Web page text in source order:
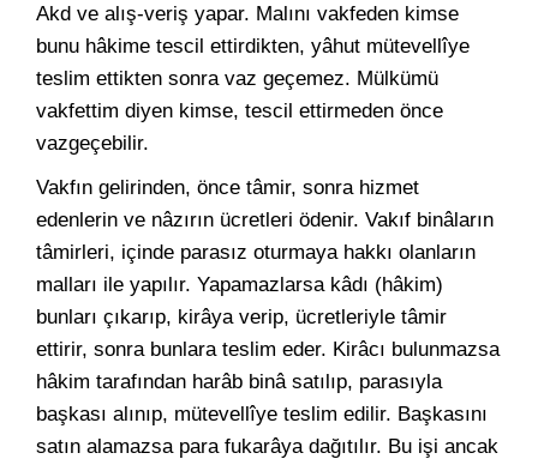
Akd ve alış-veriş yapar. Malını vakfeden kimse
bunu hâkime tescil ettirdikten, yâhut mütevellîye
teslim ettikten sonra vaz geçemez. Mülkümü
vakfettim diyen kimse, tescil ettirmeden önce
vazgeçebilir.
Vakfın gelirinden, önce tâmir, sonra hizmet
edenlerin ve nâzırın ücretleri ödenir. Vakıf binâların
tâmirleri, içinde parasız oturmaya hakkı olanların
malları ile yapılır. Yapamazlarsa kâdı (hâkim)
bunları çıkarıp, kirâya verip, ücretleriyle tâmir
ettirir, sonra bunlara teslim eder. Kirâcı bulunmazsa
hâkim tarafından harâb binâ satılıp, parasıyla
başkası alınıp, mütevellîye teslim edilir. Başkasını
satın alamazsa para fukarâya dağıtılır. Bu işi ancak